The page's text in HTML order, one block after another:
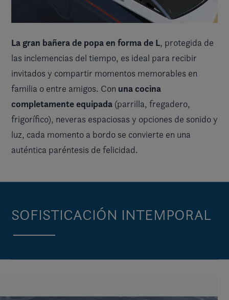
La gran bañera de popa en forma de L, protegida de
las inclemencias del tiempo, es ideal para recibir
invitados y compartir momentos memorables en
familia o entre amigos. Con una cocina
completamente equipada (parrilla, fregadero,
frigorífico), neveras espaciosas y opciones de sonido y
luz, cada momento a bordo se convierte en una
auténtica paréntesis de felicidad.
SOFISTICACIÓN INTEMPORAL